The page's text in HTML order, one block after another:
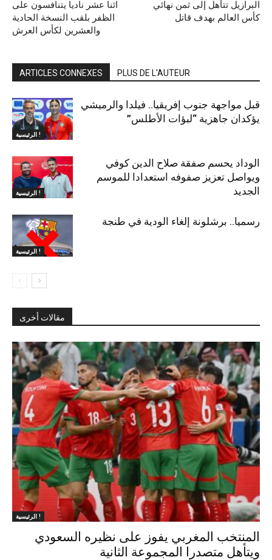
اثنا عشر ناديا يتنافسون على
الظفر بلقب النسخة الحادية
والعشرين لكأس العرش
البرازيل تتأهل إلى ثمن نهائي
كأس العالم بهدف قاتل
ARTICLES CONNEXES PLUS DE L'AUTEUR
الرئيسية !
قبل مواجهة جنوب إفريقيا.. فيلدا والرميشي
يؤكدان جاهزية “لبؤات الأطلس”
الرئيسية !
الوداد يحسم صفقة صلاح الدين كوفي
ويواصل تعزيز صفوفه استعدادا للموسم
الجديد
الرئيسية !
رسميا.. برشلونة إلغاء الودية في طنجة
مقالات أخرى
الرئيسية !
المنتخب المغربي يفوز على نظيره السعودي
ويتأهل متصدرا المجموعة الثانية